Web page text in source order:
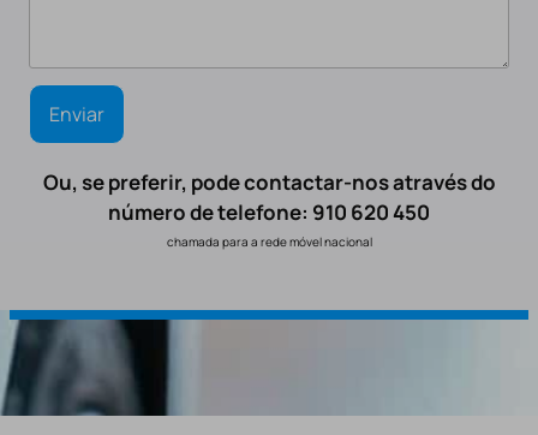
Ou, se preferir, pode contactar-nos através do
número de telefone: 910 620 450
chamada para a rede móvel nacional